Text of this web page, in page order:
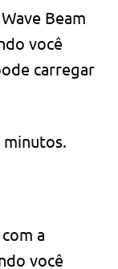
Beam
você
carregar
minutos.
a
você